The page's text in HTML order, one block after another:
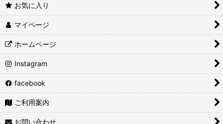
お気に入り
マイページ
ホームページ
Instagram
facebook
ご利用案内
お問い合わせ